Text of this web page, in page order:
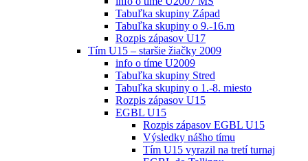
Tabuľka skupiny Západ
Tabuľka skupiny o 9.-16.m
Rozpis zápasov U17
Tím U15 – staršie žiačky 2009
info o tíme U2009
Tabuľka skupiny Stred
Tabuľka skupiny o 1.-8. miesto
Rozpis zápasov U15
EGBL U15
Rozpis zápasov EGBL U15
Výsledky nášho tímu
Tím U15 vyrazil na tretí turnaj